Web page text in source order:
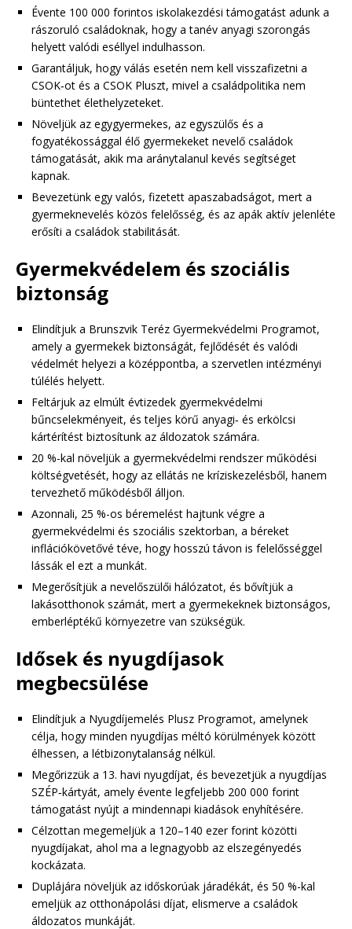
Évente 100 000 forintos iskolakezdési támogatást adunk a
rászoruló családoknak, hogy a tanév anyagi szorongás
helyett valódi eséllyel indulhasson.
Garantáljuk, hogy válás esetén nem kell visszafizetni a
CSOK‑ot és a CSOK Pluszt, mivel a családpolitika nem
büntethet élethelyzeteket.
Növeljük az egygyermekes, az egyszülős és a
fogyatékossággal élő gyermekeket nevelő családok
támogatását, akik ma aránytalanul kevés segítséget
kapnak.
Bevezetünk egy valós, fizetett apaszabadságot, mert a
gyermeknevelés közös felelősség, és az apák aktív jelenléte
erősíti a családok stabilitását.
Gyermekvédelem és szociális
biztonság
Elindítjuk a Brunszvik Teréz Gyermekvédelmi Programot,
amely a gyermekek biztonságát, fejlődését és valódi
védelmét helyezi a középpontba, a szervetlen intézményi
túlélés helyett.
Feltárjuk az elmúlt évtizedek gyermekvédelmi
bűncselekményeit, és teljes körű anyagi‑ és erkölcsi
kártérítést biztosítunk az áldozatok számára.
20 %-kal növeljük a gyermekvédelmi rendszer működési
költségvetését, hogy az ellátás ne kríziskezelésből, hanem
tervezhető működésből álljon.
Azonnali, 25 %-os béremelést hajtunk végre a
gyermekvédelmi és szociális szektorban, a béreket
inflációkövetővé téve, hogy hosszú távon is felelősséggel
lássák el ezt a munkát.
Megerősítjük a nevelőszülői hálózatot, és bővítjük a
lakásotthonok számát, mert a gyermekeknek biztonságos,
emberléptékű környezetre van szükségük.
Idősek és nyugdíjasok
megbecsülése
Elindítjuk a Nyugdíjemelés Plusz Programot, amelynek
célja, hogy minden nyugdíjas méltó körülmények között
élhessen, a létbizonytalanság nélkül.
Megőrizzük a 13. havi nyugdíjat, és bevezetjük a nyugdíjas
SZÉP‑kártyát, amely évente legfeljebb 200 000 forint
támogatást nyújt a mindennapi kiadások enyhítésére.
Célzottan megemeljük a 120–140 ezer forint közötti
nyugdíjakat, ahol ma a legnagyobb az elszegényedés
kockázata.
Duplájára növeljük az időskorúak járadékát, és 50 %-kal
emeljük az otthonápolási díjat, elismerve a családok
áldozatos munkáját.